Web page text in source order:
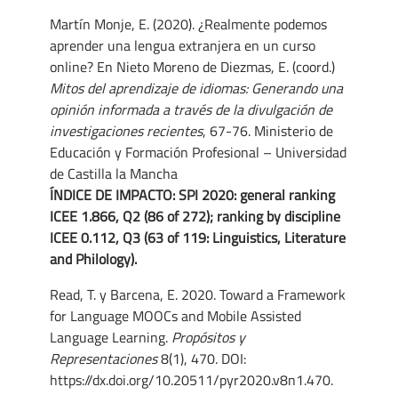
Martín Monje, E. (2020). ¿Realmente podemos
aprender una lengua extranjera en un curso
online? En Nieto Moreno de Diezmas, E. (coord.)
Mitos del aprendizaje de idiomas: Generando una
opinión informada a través de la divulgación de
investigaciones recientes, 67-76. Ministerio de
Educación y Formación Profesional – Universidad
de Castilla la Mancha
ÍNDICE DE IMPACTO: SPI 2020: general ranking
ICEE 1.866, Q2 (86 of 272); ranking by discipline
ICEE 0.112, Q3 (63 of 119: Linguistics, Literature
and Philology).
Read, T. y Barcena, E. 2020. Toward a Framework
for Language MOOCs and Mobile Assisted
Language Learning. Propósitos y
Representaciones8(1), 470. DOI:
https://dx.doi.org/10.20511/pyr2020.v8n1.470.